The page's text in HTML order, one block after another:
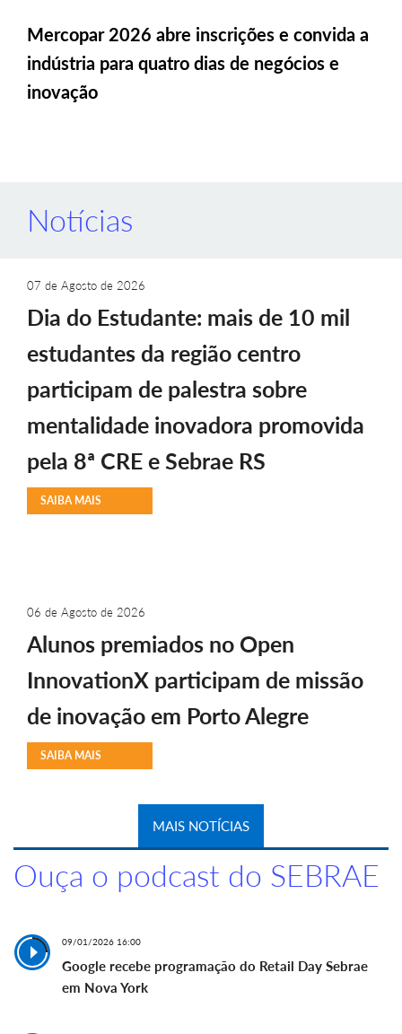
Mercopar 2026 abre inscrições e convida a
indústria para quatro dias de negócios e
inovação
Notícias
07 de Agosto de 2026
Dia do Estudante: mais de 10 mil
estudantes da região centro
participam de palestra sobre
mentalidade inovadora promovida
pela 8ª CRE e Sebrae RS
SAIBA MAIS
06 de Agosto de 2026
Alunos premiados no Open
InnovationX participam de missão
de inovação em Porto Alegre
SAIBA MAIS
MAIS NOTÍCIAS
Ouça o podcast do SEBRAE
09/01/2026 16:00
Google recebe programação do Retail Day Sebrae
em Nova York